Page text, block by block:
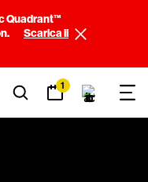
Quadrant™
Scarica il
1